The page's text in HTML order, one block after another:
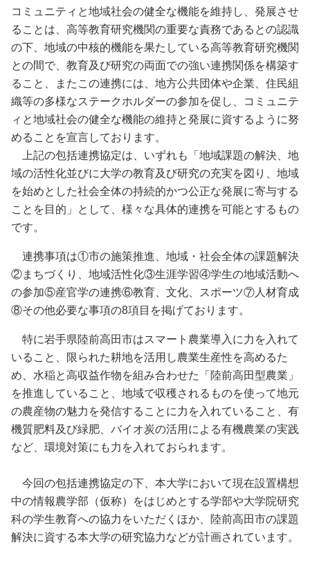
コミュニティと地域社会の健全な機能を維持し、発展させ
ることは、⾼等教育研究機関の重要な責務であるとの認識
の下、地域の中核的機能を果たしている⾼等教育研究機関
との間で、教育及び研究の両⾯での強い連携関係を構築す
ること、またこの連携には、地⽅公共団体や企業、住⺠組
織等の多様なステークホルダーの参加を促し、コミュニテ
ィと地域社会の健全な機能の維持と発展に資するように努
めることを宣言しております。
上記の包括連携協定は、いずれも「地域課題の解決、地
域の活性化並びに大学の教育及び研究の充実を図り、地域
を始めとした社会全体の持続的かつ公正な発展に寄与する
ことを目的」として、様々な具体的連携を可能とするもの
です。
連携事項は①市の施策推進、地域・社会全体の課題解決
②まちづくり、地域活性化③生涯学習④学生の地域活動へ
の参加⑤産官学の連携⑥教育、文化、スポーツ⑦人材育成
⑧その他必要な事項の8項目を掲げております。
特に岩手県陸前高田市はスマート農業導入に力を入れて
いること、限られた耕地を活用し農業生産性を高めるた
め、水稲と高収益作物を組み合わせた「陸前高田型農業」
を推進していること、地域で収穫されるものを使って地元
の農産物の魅力を発信することに力を入れていること、有
機質肥料及び緑肥、バイオ炭の活用による有機農業の実践
など、環境対策にも力を入れておられます。
今回の包括連携協定の下、本大学において現在設置構想
中の情報農学部（仮称）をはじめとする学部や大学院研究
科の学生教育への協力をいただくほか、陸前高田市の課題
解決に資する本大学の研究協力などが計画されています。